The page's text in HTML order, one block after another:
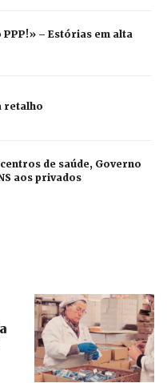
PPP!» – Estórias em alta
retalho
centros de saúde, Governo
aos privados